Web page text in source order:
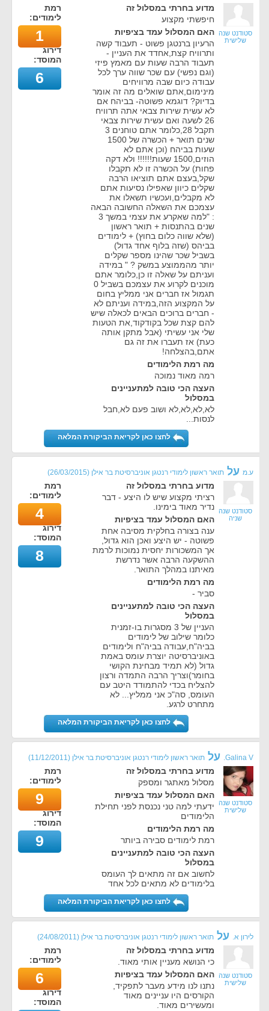
סטודנט שנה
שלישית
מדוע בחרתי במסלול זה
חיפשתי מקצוע
האם המסלול עמד בציפיות
הרעיון ברנטגן פשוט - תעבוד קשה
ותרוויח קצת,אחדד את העניין -
תעבוד הרבה שעות עם מאמץ פיזי
(וגם נפשי) עם שכר שווה ערך לכל
עבודה כיום שבה מרוויחים
מינימום,אתם שואלים מה זה אומר
בדיוק? דוגמא פשוטה- בביהח אם
לא עשית שירות צבאי אתה תרוויח
26 לשעה ואם עשית שירות צבאי
תקבל 28,כלומר אתם טוחנים 3
שנים תואר + הכשרה של 1500
שעות בביהח (וכן אתם לא
הוזים,1500 שעות!!!!!! ולא דקה
פחות) על הכשרה זו לא תקבלו
שקל,בעצם אתם תוציאו הרבה
שקלים כיוון שאפילו נסיעות אתם
לא מקבלים,ועכשיו תשאלו את
עצמכם את השאלה החשובה הבאה
: "למה שאקרע את עצמי במשך 3
שנים בהתנסות + תואר ראשון
(שלא שווה כלום בחוץ) + לימודים
בביהס (שזה בלוף אחד גדול)
בשביל שכר שהינו מספר שקלים
יותר מהממוצע במשק ? " במידה
ועניתם על שאלה זו כן,כלומר אתם
מוכנים לקרוע את עצמכם בשביל 0
תגמול אז חברים אני ממליץ בחום
על המקצוע הזה,במידה ועניתם לא
- חברים ברוכים הבאים לכאלה שיש
להם קצת שכל בקודקוד,את הטעות
שלי אני עשיתי (אבל מתקן אותה
כעת) אז תעברו את זה גם
אתם,בהצלחה!
מה רמת הלימודים
רמה מאוד נמוכה
העצה הכי טובה למתעניינים
במסלול
לא,לא,לא,לא ושוב פעם לא,חבל
לנסות...
רמת
לימודים:
1
דירוג
המוסד:
6
לחצו כאן לקריאת הביקורת המלאה
ע.מ על תואר ראשון לימודי רנטגן אוניברסיטת בר אילן (
26/03/2015
)
סטודנט שנה
שניה
מדוע בחרתי במסלול זה
רציתי מקצוע שיש לו היצע - דבר
נדיר מאוד בימינו.
האם המסלול עמד בציפיות
ענה בצורה בחלקית מסיבה אחת
פשוטה - יש היצע ואכן הוא גדול,
אך המשכורות יחסית נמוכות לרמת
ההשקעה הרבה אשר נדרשת
מאיתנו במהלך התואר.
מה רמת הלימודים
סביר -
העצה הכי טובה למתעניינים
במסלול
העניין של 3 מסגרות בו-זמנית
כלומר שילוב של לימודים
בביה"ח,עבודה בביה"ח ולימודים
באוניברסיטה יוצרת עומס באמת
גדול (לא תמיד מבחינת הקושי
בחומר)וצריך הרבה התמדה ורצון
להצליח בכדי להתמודד היטב עם
העומס, סה"כ אני ממליץ... לא
מתחרט לרגע.
רמת
לימודים:
4
דירוג
המוסד:
8
לחצו כאן לקריאת הביקורת המלאה
Galina V. על תואר ראשון לימודי רנטגן אוניברסיטת בר אילן (
11/12/2011
)
סטודנט שנה
שלישית
מדוע בחרתי במסלול זה
מסלול מאתגר ומספק
האם המסלול עמד בציפיות
ידעתי למה טני נכנסת לפני תחילת
הלימודים
מה רמת הלימודים
רמת לימודים סבירה ביותר
העצה הכי טובה למתעניינים
במסלול
לחשוב אם זה מתאים לך העומס
בלימודים לא מתאים לכל אחד
רמת
לימודים:
9
דירוג
המוסד:
9
לחצו כאן לקריאת הביקורת המלאה
לירון א. על תואר ראשון לימודי רנטגן אוניברסיטת בר אילן (
24/08/2011
)
סטודנט שנה
שלישית
מדוע בחרתי במסלול זה
כי הנושא מעניין אותי מאוד.
האם המסלול עמד בציפיות
נתנו לנו מידע מעבר לתפקיד,
הקורסים היו עניינים מאוד
ומעשירים מאוד.
רמת
לימודים:
6
דירוג
המוסד: